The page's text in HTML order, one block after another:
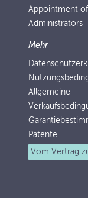
Appointment of
Administrators
Mehr
Allgemeine
Patente
Vom Vertrag